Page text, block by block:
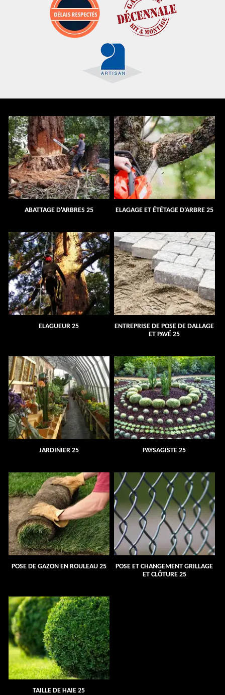
ABATTAGE D'ARBRES 25 ELAGAGE ET ÉTÊTAGE D'ARBRE 25
ELAGUEUR 25
ENTREPRISE DE POSE DE DALLAGE
ET PAVÉ 25
JARDINIER 25 PAYSAGISTE 25
POSE DE GAZON EN ROULEAU 25
POSE ET CHANGEMENT GRILLAGE
ET CLÔTURE 25
TAILLE DE HAIE 25